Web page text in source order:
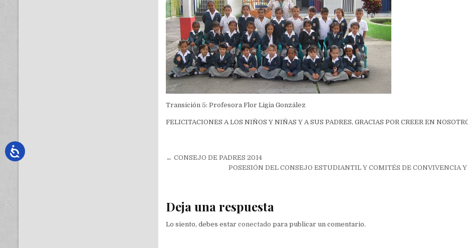
Transición 5: Profesora Flor Ligia González
FELICITACIONES A LOS NIÑOS Y NIÑAS Y A SUS PADRES, GRACIAS POR CREER EN
NavegaciónPOSESIÓN DEL CONSEJO ESTUDIANTIL Y COMITÉS DE CONVIVENCIA
Deja una respuesta
Lo siento, debes estarconectado para publicar un comentario.